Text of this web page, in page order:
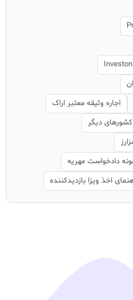
اجاره وثیقه معتبر اراک
کشورهای دیگر
دادخواست مهریه
اخذ ویزا بازدیدکننده